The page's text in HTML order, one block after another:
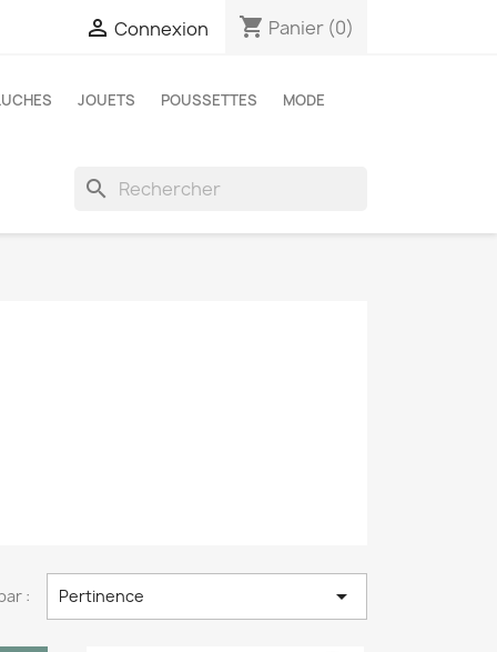
 Connexion shopping_cart Panier (0)
JOUETS POUSSETTES MODE
search
: Pertinence 